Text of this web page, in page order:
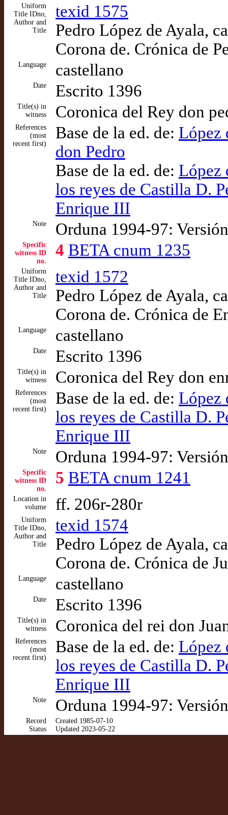
Uniform
Title IDno,
Author and
Title
texid 1575
Pedro López de Ayala,
Corona de. Crónica de
Language castellano
Date Escrito 1396
Title(s) in
witness
Coronica del Rey don
References
(most
recent first)
Base de la ed. de: López
don Pedro
Base de la ed. de: López
los reyes de Castilla D.
Enrique III
Note Orduna 1994-97:
Specific
witness ID
no.
4 BETA cnum 1235
Uniform
Title IDno,
Author and
Title
texid 1572
Pedro López de Ayala,
Corona de. Crónica de
Language castellano
Date Escrito 1396
Title(s) in
witness
Coronica del Rey don
References
(most
recent first)
Base de la ed. de: López
los reyes de Castilla D.
Enrique III
Note Orduna 1994-97:
Specific
witness ID
no.
5 BETA cnum 1241
Location in
volume
ff. 206r-280r
Uniform
Title IDno,
Author and
Title
texid 1574
Pedro López de Ayala,
Corona de. Crónica de
Language castellano
Date Escrito 1396
Title(s) in
witness
Coronica del rei don
References
(most
recent first)
Base de la ed. de: López
los reyes de Castilla D.
Enrique III
Note Orduna 1994-97:
Record
Status
Created 1985-07-10
Updated 2023-05-22